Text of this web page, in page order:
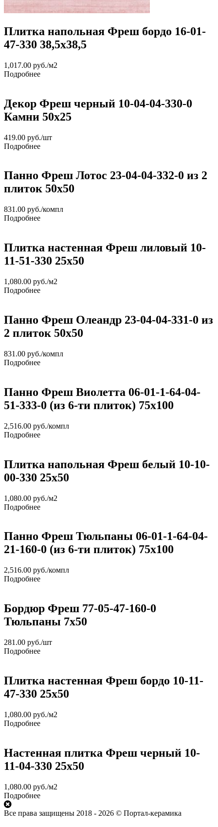
Плитка напольная Фреш бордо 16-01-
47-330 38,5х38,5
1,017.00 руб./м2
Подробнее
Декор Фреш черный 10-04-04-330-0
Камни 50х25
419.00 руб./шт
Подробнее
Панно Фреш Лотос 23-04-04-332-0 из 2
плиток 50х50
831.00 руб./компл
Подробнее
Плитка настенная Фреш лиловый 10-
11-51-330 25х50
1,080.00 руб./м2
Подробнее
Панно Фреш Олеандр 23-04-04-331-0 из
2 плиток 50х50
831.00 руб./компл
Подробнее
Панно Фреш Виолетта 06-01-1-64-04-
51-333-0 (из 6-ти плиток) 75x100
2,516.00 руб./компл
Подробнее
Плитка напольная Фреш белый 10-10-
00-330 25х50
1,080.00 руб./м2
Подробнее
Панно Фреш Тюльпаны 06-01-1-64-04-
21-160-0 (из 6-ти плиток) 75x100
2,516.00 руб./компл
Подробнее
Бордюр Фреш 77-05-47-160-0
Тюльпаны 7x50
281.00 руб./шт
Подробнее
Плитка настенная Фреш бордо 10-11-
47-330 25х50
1,080.00 руб./м2
Подробнее
Настенная плитка Фреш черный 10-
11-04-330 25х50
1,080.00 руб./м2
Подробнее
Все права защищены 2018 - 2026 © Портал-керамика